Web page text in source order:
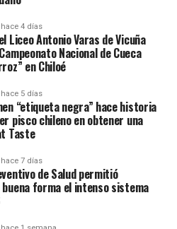
hace 4 días
Liceo Antonio Varas de Vicuña
Nacional de Cueca
en Chiloé
hace 5 días
“etiqueta negra” hace historia
pisco chileno en obtener una
Taste
hace 7 días
de Salud permitió
forma el intenso sistema